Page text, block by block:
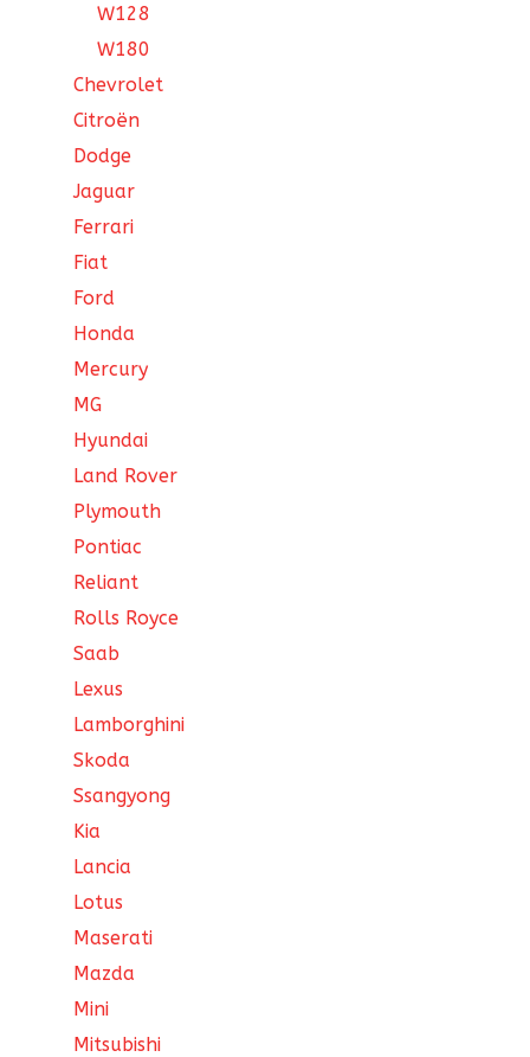
W128
W180
Chevrolet
Citroën
Dodge
Jaguar
Ferrari
Fiat
Ford
Honda
Mercury
MG
Hyundai
Land Rover
Plymouth
Pontiac
Reliant
Rolls Royce
Saab
Lexus
Lamborghini
Skoda
Ssangyong
Kia
Lancia
Lotus
Maserati
Mazda
Mini
Mitsubishi